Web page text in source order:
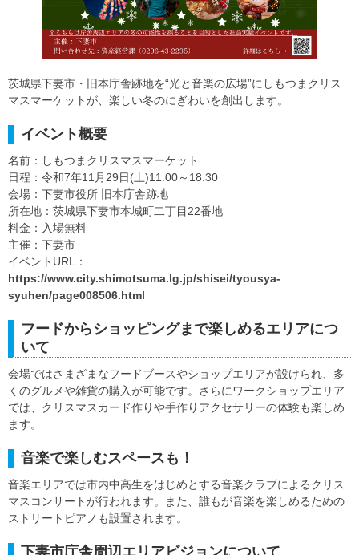
茨城県下妻市・旧本庁舎跡地を“光と音楽の広場”にしもつまクリス
マスマーケットが、楽しい冬のにぎわいを創出します。
イベント概要
名前：しもつまクリスマスマーケット
日程：令和7年11月29日(土)11:00～18:30
会場：下妻市役所 旧本庁舎跡地
所在地：茨城県下妻市本城町二丁目22番地
料金：入場無料
主催：下妻市
イベントURL：
https://www.city.shimotsuma.lg.jp/shisei/tyousya-
syuhen/page008506.html
フードからショッピングまで楽しめるエリアにつ
いて
会場ではさまざまなフードブースやショップエリアが設けられ、多
くのグルメや雑貨の購入が可能です。さらにワークショップエリア
では、クリスマスカード作りや手作りアクセサリーの体験も楽しめ
ます。
音楽で楽しむスペースも！
音楽エリアでは市内中高生をはじめとする音楽クラブによるクリス
マスコンサートが行われます。また、誰もが音楽を楽しめるための
ストリートピアノも設置されます。